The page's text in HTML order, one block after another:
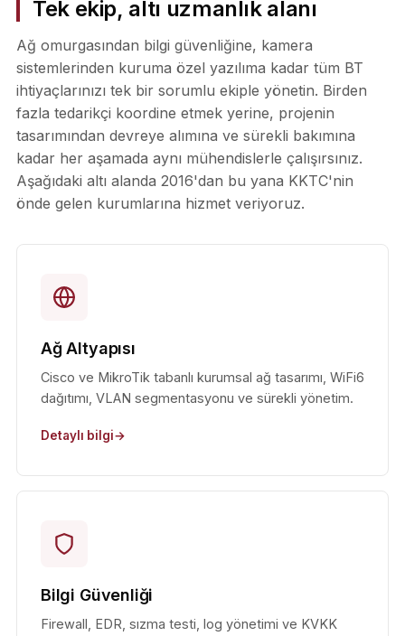
Tek ekip, altı uzmanlık alanı
Ağ omurgasından bilgi güvenliğine, kamera
sistemlerinden kuruma özel yazılıma kadar tüm BT
ihtiyaçlarınızı tek bir sorumlu ekiple yönetin. Birden
fazla tedarikçi koordine etmek yerine, projenin
tasarımından devreye alımına ve sürekli bakımına
kadar her aşamada aynı mühendislerle çalışırsınız.
Aşağıdaki altı alanda 2016'dan bu yana KKTC'nin
önde gelen kurumlarına hizmet veriyoruz.
Ağ Altyapısı
Cisco ve MikroTik tabanlı kurumsal ağ tasarımı, WiFi6
dağıtımı, VLAN segmentasyonu ve sürekli yönetim.
Detaylı bilgi
Bilgi Güvenliği
Firewall, EDR, sızma testi, log yönetimi ve KVKK